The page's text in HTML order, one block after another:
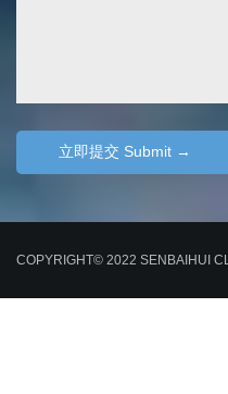
COPYRIGHT© 2022 SENBAIHUI